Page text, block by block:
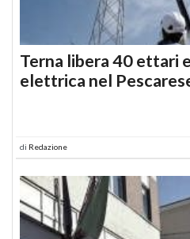
Terna libera 40 ettari
elettrica nel
di Redazione